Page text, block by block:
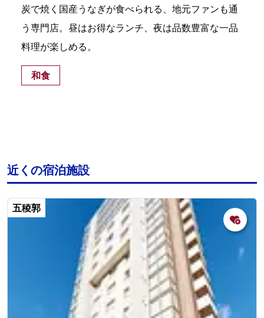
炭で焼く国産うなぎが食べられる、地元ファンも通
う専門店。昼はお得なランチ、夜は品数豊富な一品
料理が楽しめる。
和食
近くの宿泊施設
五稜郭